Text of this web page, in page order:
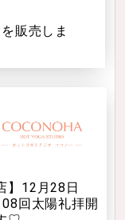
販売しま
】12月28日
回太陽礼拝開